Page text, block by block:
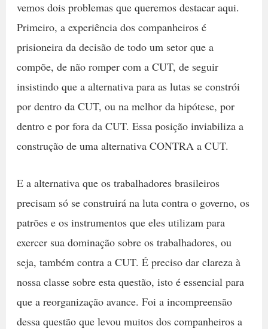
vemos dois problemas que queremos destacar aqui.
Primeiro, a experiência dos companheiros é
prisioneira da decisão de todo um setor que a
compõe, de não romper com a CUT, de seguir
insistindo que a alternativa para as lutas se constrói
por dentro da CUT, ou na melhor da hipótese, por
dentro e por fora da CUT. Essa posição inviabiliza a
construção de uma alternativa CONTRA a CUT.
E a alternativa que os trabalhadores brasileiros
precisam só se construirá na luta contra o governo, os
patrões e os instrumentos que eles utilizam para
exercer sua dominação sobre os trabalhadores, ou
seja, também contra a CUT. É preciso dar clareza à
nossa classe sobre esta questão, isto é essencial para
que a reorganização avance. Foi a incompreensão
dessa questão que levou muitos dos companheiros a